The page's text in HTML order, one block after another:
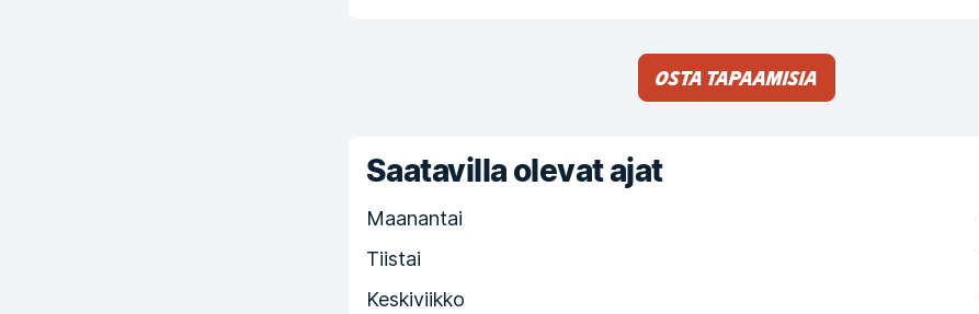
Osta tapaamisia
Saatavilla olevat ajat
Maanantai
Tiistai
Keskiviikko